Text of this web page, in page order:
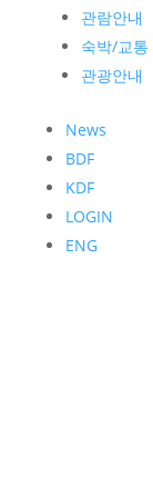
관람안내
숙박/교통
관광안내
News
BDF
KDF
LOGIN
ENG